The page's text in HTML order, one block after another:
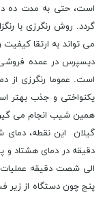
است، حتی به مدت ده
گردد. روش رنگرزی با
می تواند به ارتقا کیفیت
دیسپرس در عمده فروشی
است. عموما رنگرزی از
یکنواختی و جذب بهتر
همین شیب انجام می‌
گیلان این نقطه، دمای
دقیقه در دمای هشتاد و
الی شصت دقیقه عملیات
پنج چون دستگاه از زیر